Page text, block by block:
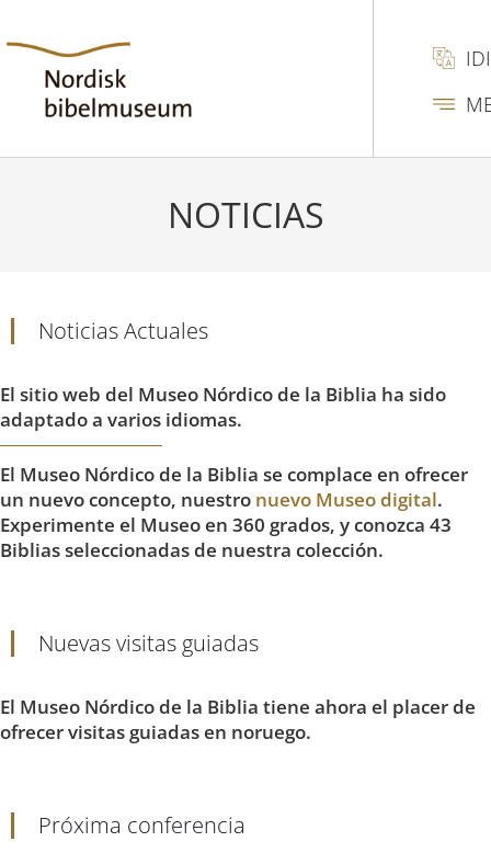
NOTICIAS
Noticias Actuales
El sitio web del Museo Nórdico de la Biblia ha sido
adaptado a varios idiomas.
El Museo Nórdico de la Biblia se complace en ofrecer
un nuevo concepto, nuestro nuevo Museo digital.
Experimente el Museo en 360 grados, y conozca 43
Biblias seleccionadas de nuestra colección.
Nuevas visitas guiadas
El Museo Nórdico de la Biblia tiene ahora el placer de
ofrecer visitas guiadas en noruego.
Próxima conferencia